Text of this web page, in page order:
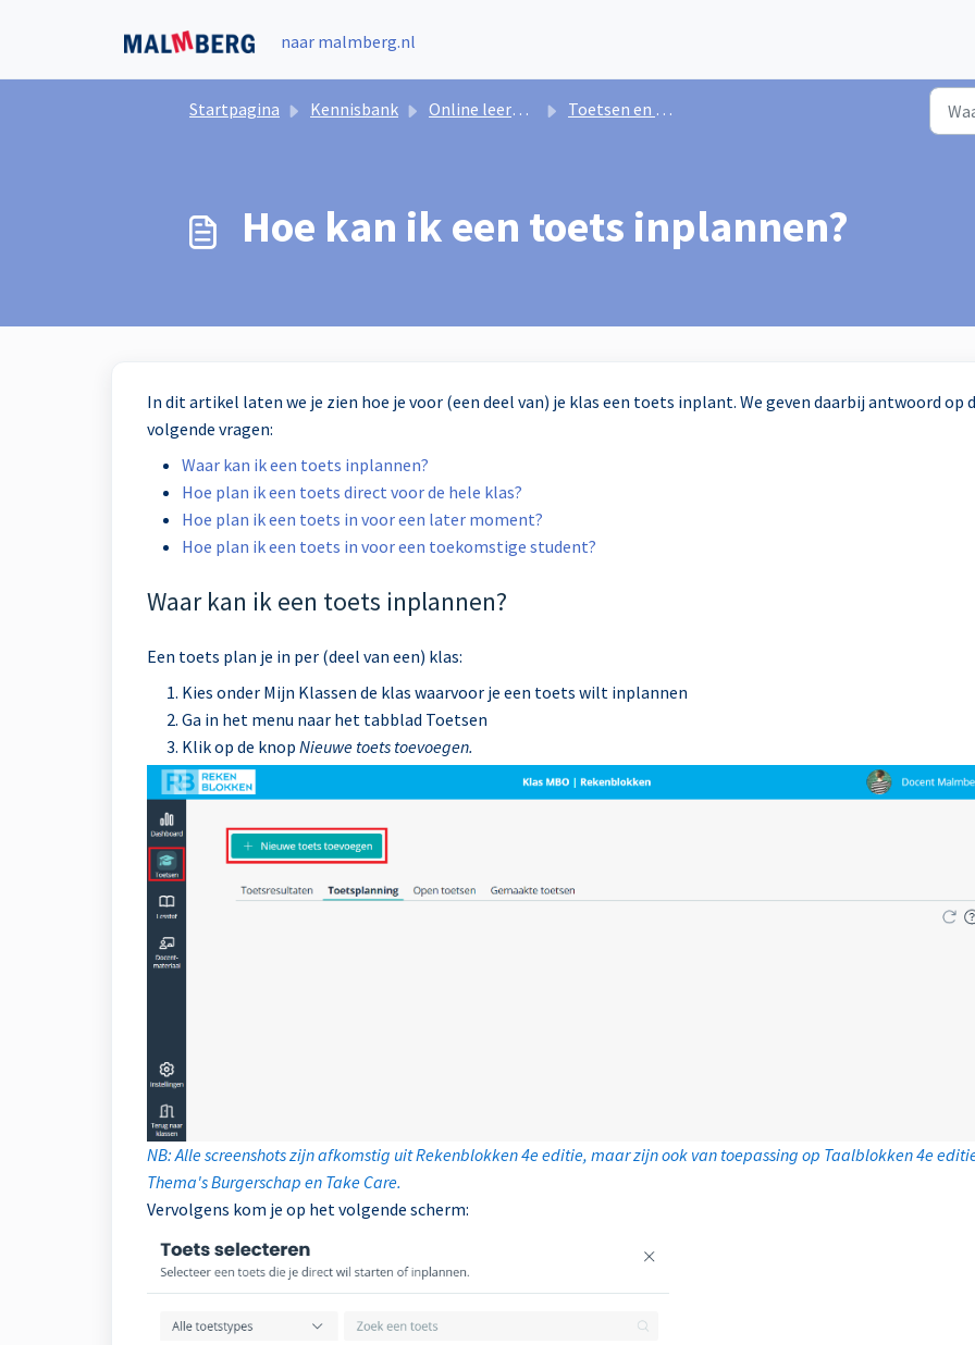
naar malmberg.nl
Startpagina Kennisbank Online leeromgeving Malmberg Toetsen en Toetsresultaten
Hoe kan ik een toets inplannen?
In dit artikel laten we je zien hoe je voor (een deel van) je klas een toets inplant. We geven daarbij antwoord op
volgende vragen:
Waar kan ik een toets inplannen?
Hoe plan ik een toets direct voor de hele klas?
Hoe plan ik een toets in voor een later moment?
Hoe plan ik een toets in voor een toekomstige student?
Waar kan ik een toets inplannen?
Een toets plan je in per (deel van een) klas:
Kies onder Mijn Klassen de klas waarvoor je een toets wilt inplannen
Ga in het menu naar het tabblad Toetsen
Klik op de knop Nieuwe toets toevoegen.
NB: Alle screenshots zijn afkomstig uit Rekenblokken 4e editie, maar zijn ook van toepassing op Taalblokken 4e
Thema's Burgerschap en Take Care.
Vervolgens kom je op het volgende scherm: